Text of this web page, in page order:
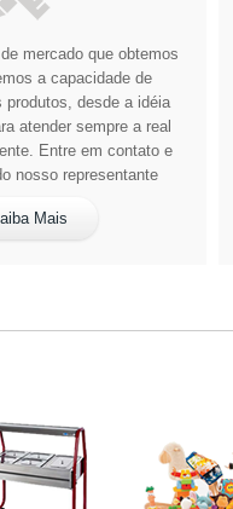
mercado que obtemos
a capacidade de
produtos, desde a idéia
atender sempre a real
Entre em contato e
nosso representante
Mais